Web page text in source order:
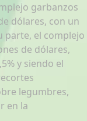
garbanzos
dólares, con un
parte, el complejo
de dólares,
y siendo el
legumbres,
en la